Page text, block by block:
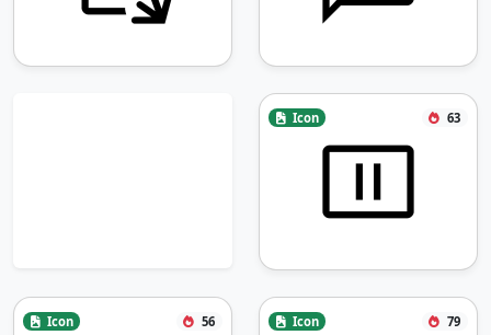
Icon 63
Icon 56 Icon 79